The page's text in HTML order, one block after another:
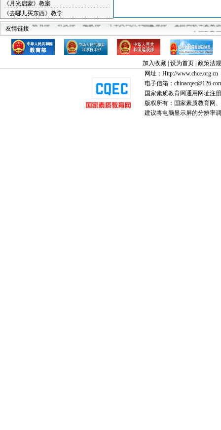
《月光启蒙》教案
《去哪儿买东西》教学
友情链接
教育部 科技部 建设部 中华人民共和国监察部
全国高教工委素
中国教育
加入收藏| 设为首页| 政策法规
网址：Http://www.chce.org.cn
电子信箱：
国家素质教育网通用网址注
版权所有：国家素质教育网
建议将电脑显示屏的分辨率